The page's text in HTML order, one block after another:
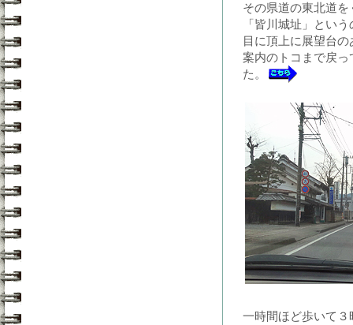
その県道の東北道
「皆川城址」とい
目に頂上に展望台
案内のトコまで戻
た。
一時間ほど歩いて